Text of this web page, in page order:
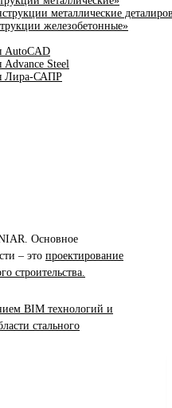
металлические
железобетонные»
AutoCAD
Advance Steel
Лира-САПР
Основное
– это проектирование
строительства.
BIM технологий и
стального